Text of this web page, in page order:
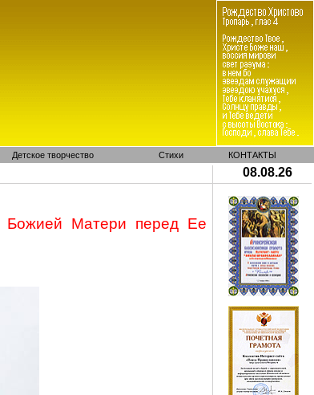
Детское творчество Стихи КОНТАКТЫ
08.08.26
Божией Матери перед Ее